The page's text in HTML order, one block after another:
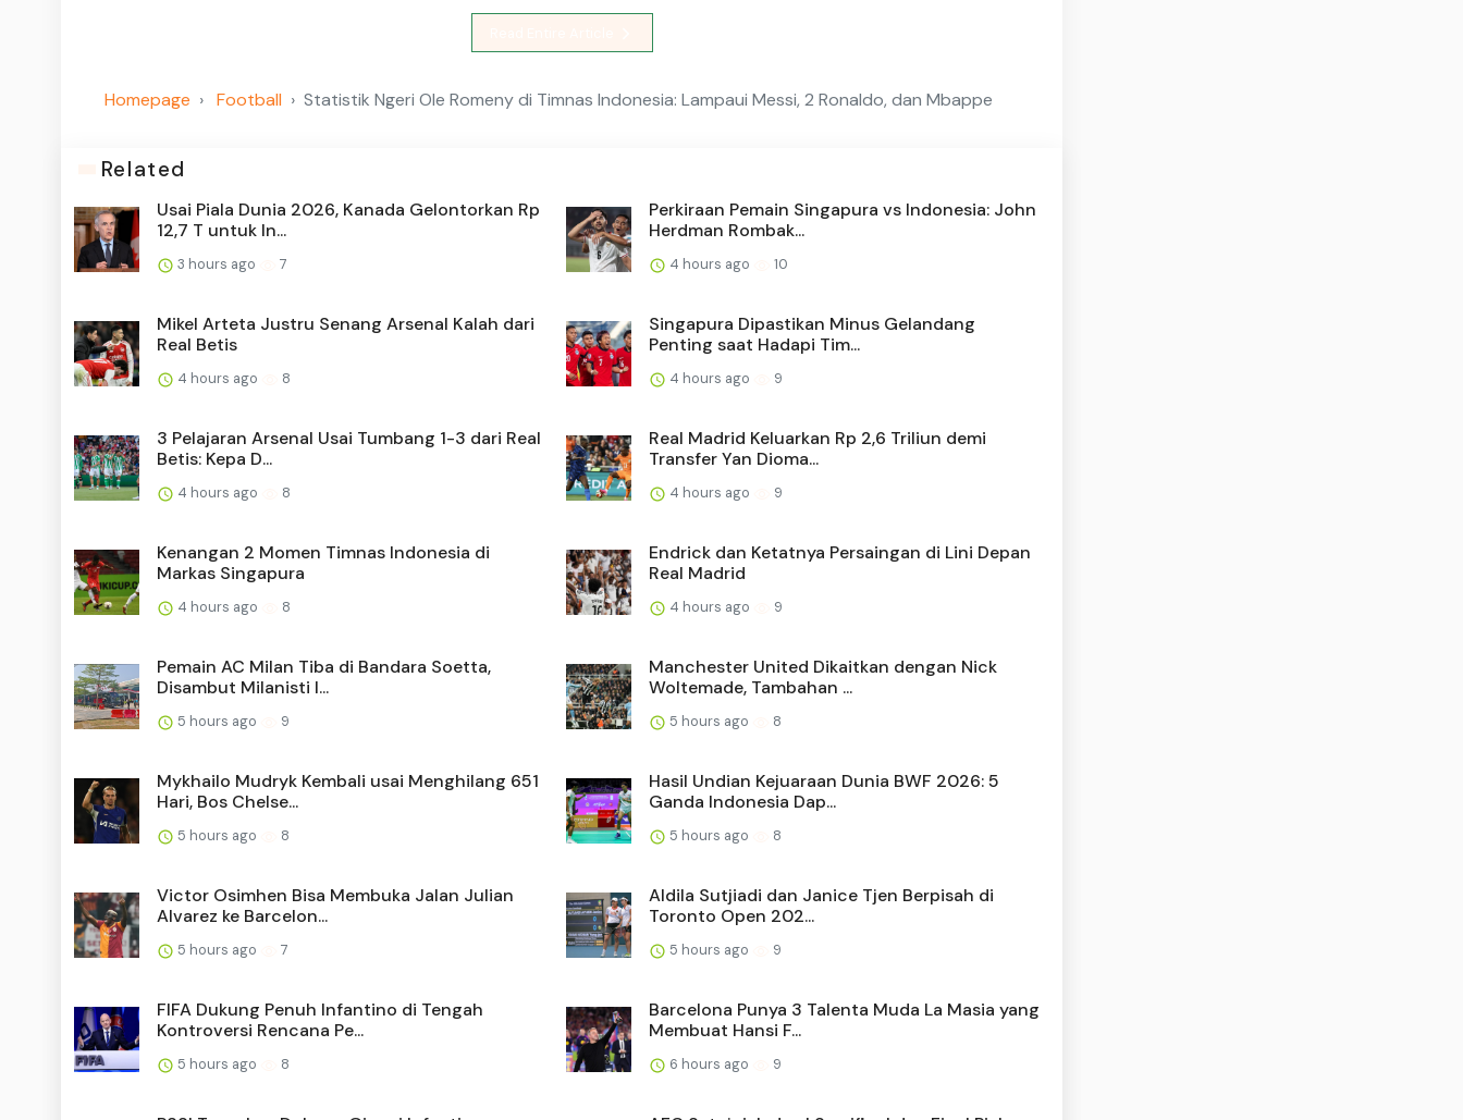
Homepage Football Statistik Ngeri Ole Romeny di Timnas Indonesia: Lampaui Messi, 2 Ronaldo, dan Mbappe
Related
Usai Piala Dunia 2026, Kanada Gelontorkan Rp
12,7 T untuk In...
3 hours ago 7
Perkiraan Pemain Singapura vs Indonesia: John
Herdman Rombak...
4 hours ago 10
Mikel Arteta Justru Senang Arsenal Kalah dari
Real Betis
4 hours ago 8
Singapura Dipastikan Minus Gelandang
Penting saat Hadapi Tim...
4 hours ago 9
3 Pelajaran Arsenal Usai Tumbang 1-3 dari Real
Betis: Kepa D...
4 hours ago 8
Real Madrid Keluarkan Rp 2,6 Triliun demi
Transfer Yan Dioma...
4 hours ago 9
Kenangan 2 Momen Timnas Indonesia di
Markas Singapura
4 hours ago 8
Endrick dan Ketatnya Persaingan di Lini Depan
Real Madrid
4 hours ago 9
Pemain AC Milan Tiba di Bandara Soetta,
Disambut Milanisti I...
5 hours ago 9
Manchester United Dikaitkan dengan Nick
Woltemade, Tambahan ...
5 hours ago 8
Mykhailo Mudryk Kembali usai Menghilang 651
Hari, Bos Chelse...
5 hours ago 8
Hasil Undian Kejuaraan Dunia BWF 2026: 5
Ganda Indonesia Dap...
5 hours ago 8
Victor Osimhen Bisa Membuka Jalan Julian
Alvarez ke Barcelon...
5 hours ago 7
Aldila Sutjiadi dan Janice Tjen Berpisah di
Toronto Open 202...
5 hours ago 9
FIFA Dukung Penuh Infantino di Tengah
Kontroversi Rencana Pe...
5 hours ago 8
Barcelona Punya 3 Talenta Muda La Masia yang
Membuat Hansi F...
6 hours ago 9